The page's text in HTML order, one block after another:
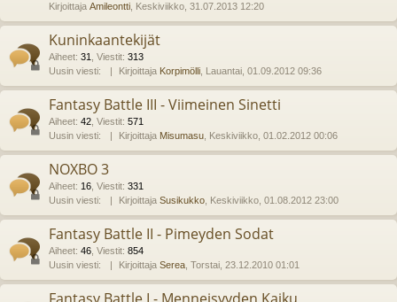
Kirjoittaja Amileontti , Keskiviikko, 31.07.2013 12:20
Kuninkaantekijät
Aiheet: 31 Viestit: 313
Uusin viesti:
Kirjoittaja Korpimölli , Lauantai, 01.09.2012 09:36
Fantasy Battle III - Viimeinen Sinetti
Aiheet: 42 Viestit: 571
Uusin viesti:
Kirjoittaja Misumasu , Keskiviikko, 01.02.2012 00:06
NOXBO 3
Aiheet: 16 Viestit: 331
Uusin viesti:
Kirjoittaja Susikukko , Keskiviikko, 01.08.2012 23:00
Fantasy Battle II - Pimeyden Sodat
Aiheet: 46 Viestit: 854
Uusin viesti:
Kirjoittaja Serea , Torstai, 23.12.2010 01:01